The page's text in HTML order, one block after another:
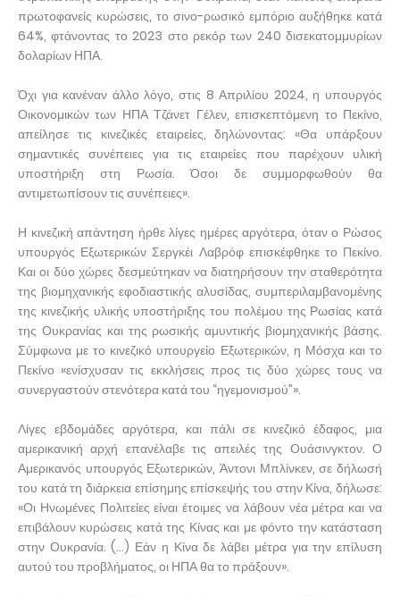
πρωτοφανείς κυρώσεις, το σινο-ρωσικό εμπόριο αυξήθηκε κατά
64%, φτάνοντας το 2023 στο ρεκόρ των 240 δισεκατομμυρίων
δολαρίων ΗΠΑ.
Όχι για κανέναν άλλο λόγο, στις 8 Απριλίου 2024, η υπουργός
Οικονομικών των ΗΠΑ Τζάνετ Γέλεν, επισκεπτόμενη το Πεκίνο,
απείλησε τις κινεζικές εταιρείες, δηλώνοντας: «Θα υπάρξουν
σημαντικές συνέπειες για τις εταιρείες που παρέχουν υλική
υποστήριξη στη Ρωσία. Όσοι δε συμμορφωθούν θα
αντιμετωπίσουν τις συνέπειες».
Η κινεζική απάντηση ήρθε λίγες ημέρες αργότερα, όταν ο Ρώσος
υπουργός Εξωτερικών Σεργκέι Λαβρόφ επισκέφθηκε το Πεκίνο.
Και οι δύο χώρες δεσμεύτηκαν να διατηρήσουν την σταθερότητα
της βιομηχανικής εφοδιαστικής αλυσίδας, συμπεριλαμβανομένης
της κινεζικής υλικής υποστήριξης του πολέμου της Ρωσίας κατά
της Ουκρανίας και της ρωσικής αμυντικής βιομηχανικής βάσης.
Σύμφωνα με το κινεζικό υπουργείο Εξωτερικών, η Μόσχα και το
Πεκίνο «ενίσχυσαν τις εκκλήσεις προς τις δύο χώρες τους να
συνεργαστούν στενότερα κατά του “ηγεμονισμού”».
Λίγες εβδομάδες αργότερα, και πάλι σε κινεζικό έδαφος, μια
αμερικανική αρχή επανέλαβε τις απειλές της Ουάσινγκτον. Ο
Αμερικανός υπουργός Εξωτερικών, Άντονι Μπλίνκεν, σε δήλωσή
του κατά τη διάρκεια επίσημης επίσκεψής του στην Κίνα, δήλωσε:
«Οι Ηνωμένες Πολιτείες είναι έτοιμες να λάβουν νέα μέτρα και να
επιβάλουν κυρώσεις κατά της Κίνας και με φόντο την κατάσταση
στην Ουκρανία. (...) Εάν η Κίνα δε λάβει μέτρα για την επίλυση
αυτού του προβλήματος, οι ΗΠΑ θα το πράξουν».